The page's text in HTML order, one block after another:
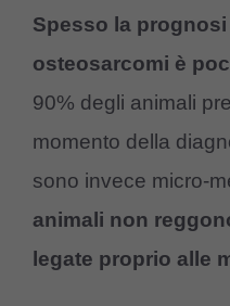
Spesso la
osteosarcomi è
90% degli animali
momento della
sono invece micro-
animali non
legate proprio alle